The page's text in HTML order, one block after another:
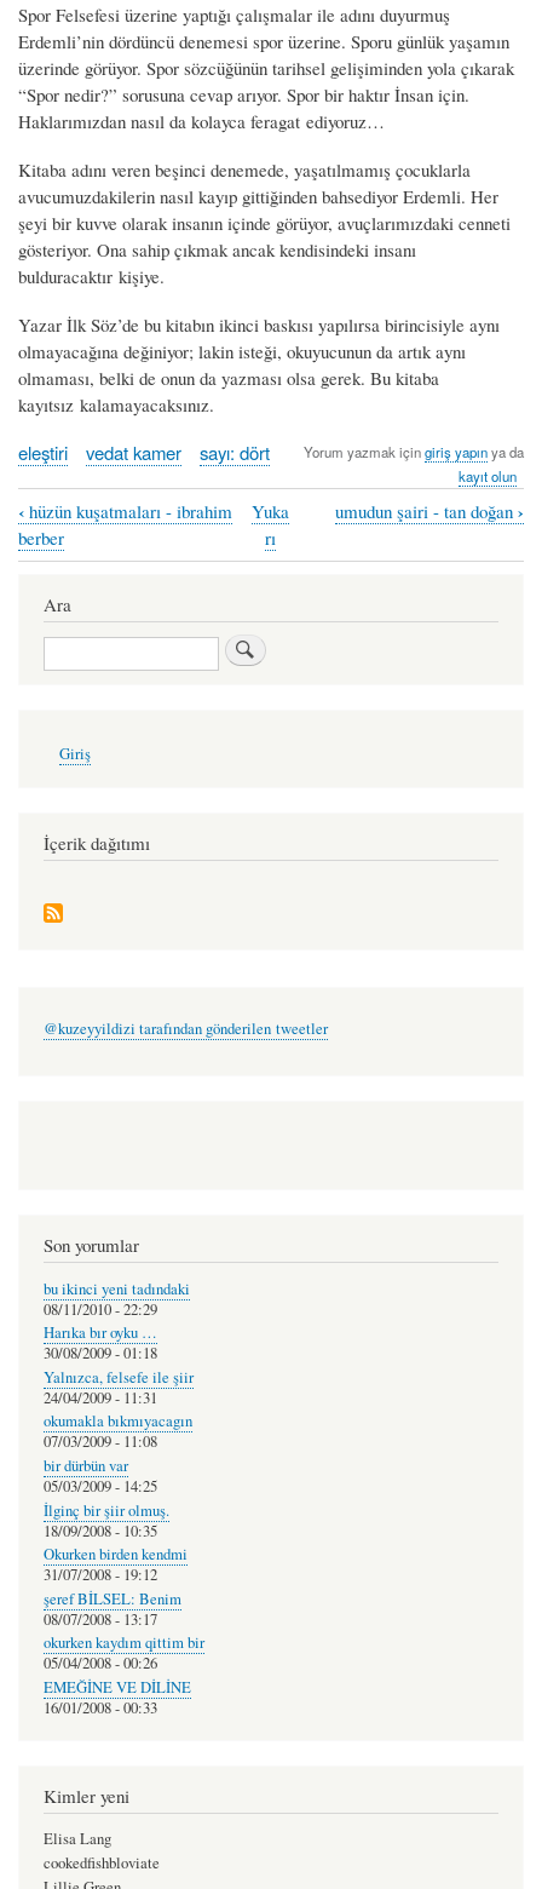
Spor Felsefesi üzerine yaptığı çalışmalar ile adını duyurmuş
Erdemli’nin dördüncü denemesi spor üzerine. Sporu günlük yaşamın
üzerinde görüyor. Spor sözcüğünün tarihsel gelişiminden yola çıkarak
“Spor nedir?” sorusuna cevap arıyor. Spor bir haktır İnsan için.
Haklarımızdan nasıl da kolayca feragat ediyoruz…
Kitaba adını veren beşinci denemede, yaşatılmamış çocuklarla
avucumuzdakilerin nasıl kayıp gittiğinden bahsediyor Erdemli. Her
şeyi bir kuvve olarak insanın içinde görüyor, avuçlarımızdaki cenneti
gösteriyor. Ona sahip çıkmak ancak kendisindeki insanı
bulduracaktır kişiye.
Yazar İlk Söz’de bu kitabın ikinci baskısı yapılırsa birincisiyle aynı
olmayacağına değiniyor; lakin isteği, okuyucunun da artık aynı
olmaması, belki de onun da yazması olsa gerek. Bu kitaba
kayıtsız kalamayacaksınız.
eleştiri vedat kamer sayı: dört Yorum yazmak içingiriş yapınya da
kayıt olun
Book
traversal
links
for
aydınlatan
kitap:
avuçlarımızdaki
kamer
‹ hüzün kuşatmaları - ibrahim
berber
Yuka
rı
umudun şairi - tan doğan ›
Ara
Ara
account
Giriş
İçerik dağıtımı
@kuzeyyildizi tarafından gönderilen tweetler
Son yorumlar
bu ikinci yeni tadındaki
08/11/2010 - 22:29
Harıka bır oyku …
30/08/2009 - 01:18
Yalnızca, felsefe ile şiir
24/04/2009 - 11:31
okumakla bıkmıyacagın
07/03/2009 - 11:08
bir dürbün var
05/03/2009 - 14:25
İlginç bir şiir olmuş.
18/09/2008 - 10:35
Okurken birden kendmi
31/07/2008 - 19:12
şeref BİLSEL: Benim
08/07/2008 - 13:17
okurken kaydım qittim bir
05/04/2008 - 00:26
EMEĞİNE VE DİLİNE
16/01/2008 - 00:33
Kimler yeni
Elisa Lang
cookedfishbloviate